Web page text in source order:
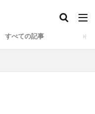
すべての記事
【基本】
資格